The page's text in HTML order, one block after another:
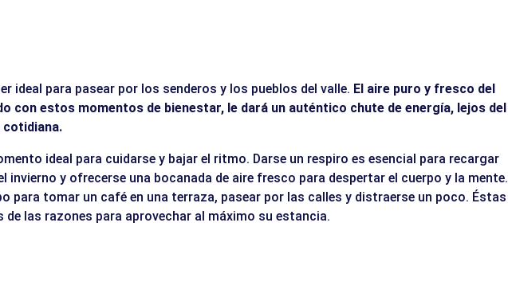
ideal para pasear por los senderos y los pueblos del valle. El aire puro y fresco del
con estos momentos de bienestar, le dará un auténtico chute de energía, lejos del
cotidiana.
ideal para cuidarse y bajar el ritmo. Darse un respiro es esencial para recargar
invierno y ofrecerse una bocanada de aire fresco para despertar el cuerpo y la mente.
para tomar un café en una terraza, pasear por las calles y distraerse un poco. Éstas
de las razones para aprovechar al máximo su estancia.